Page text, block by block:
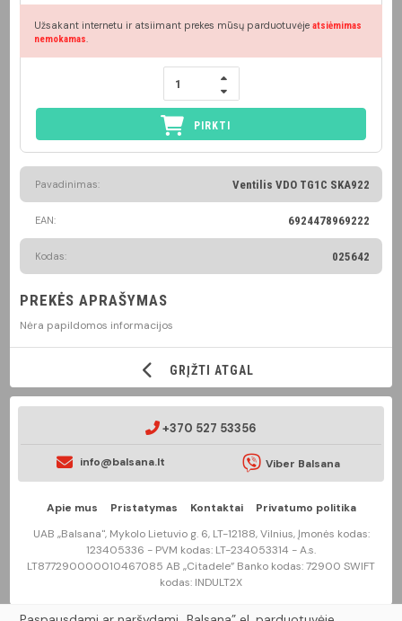
Užsakant internetu ir atsiimant prekes mūsų parduotuvėje atsiėmimas
nemokamas.
PIRKTI
Pavadinimas: Ventilis VDO TG1C SKA922
EAN: 6924478969222
Kodas: 025642
PREKĖS APRAŠYMAS
Nėra papildomos informacijos
GRĮŽTI ATGAL
+370 527 53356
info@balsana.lt Viber Balsana
Apie mus Pristatymas Kontaktai
Privatumo politika
UAB „Balsana", Mykolo Lietuvio g. 6, LT-12188, Vilnius, Įmonės kodas:
123405336 - PVM kodas: LT-234053314 - A.s.
LT877290000010467085 AB „Citadele” Banko kodas: 72900 SWIFT
kodas: INDULT2X